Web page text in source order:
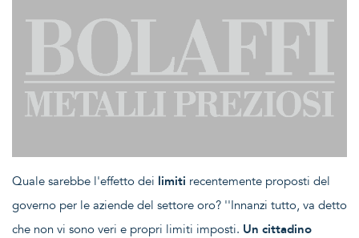
Quale sarebbe l'effetto dei limiti recentemente proposti del
governo per le aziende del settore oro? ''Innanzi tutto, va detto
che non vi sono veri e propri limiti imposti. Un cittadino